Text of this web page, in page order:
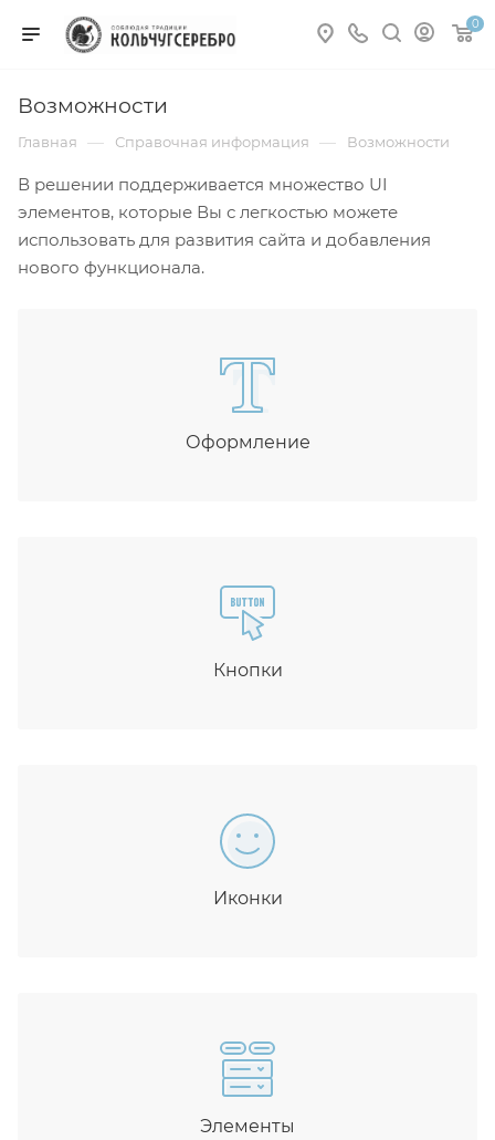
0
Возможности
Главная — Справочная информация — Возможности
В решении поддерживается множество UI
элементов, которые Вы с легкостью можете
использовать для развития сайта и добавления
нового функционала.
Оформление
Кнопки
Иконки
Элементы